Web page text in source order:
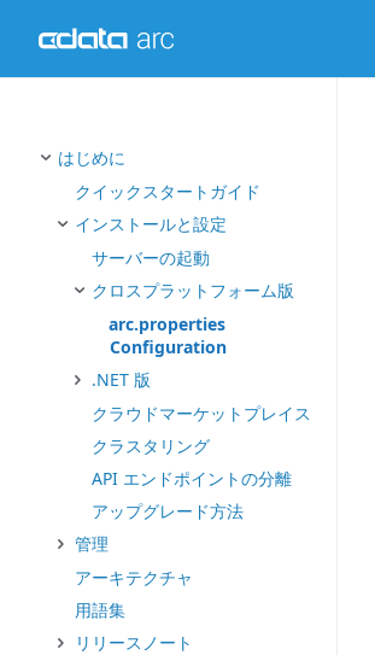
はじめに
クイックスタートガイド
インストールと設定
サーバーの起動
クロスプラットフォーム版
arc.properties
Configuration
.NET 版
クラウドマーケットプレイス
クラスタリング
API エンドポイントの分離
アップグレード方法
管理
アーキテクチャ
用語集
リリースノート